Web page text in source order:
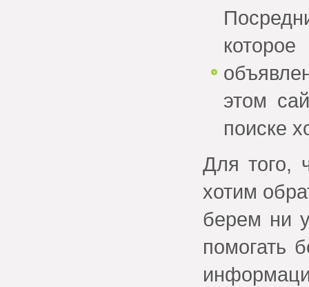
этом
поиске
Для того,
хотим
берем ни
помогать